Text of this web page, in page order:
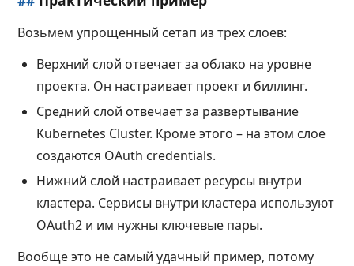
Возьмем упрощенный сетап из трех слоев:
Верхний слой отвечает за облако на уровне
проекта. Он настраивает проект и биллинг.
Средний слой отвечает за развертывание
Kubernetes Cluster. Кроме этого – на этом слое
создаются OAuth credentials.
Нижний слой настраивает ресурсы внутри
кластера. Сервисы внутри кластера используют
OAuth2 и им нужны ключевые пары.
Вообще это не самый удачный пример, потому